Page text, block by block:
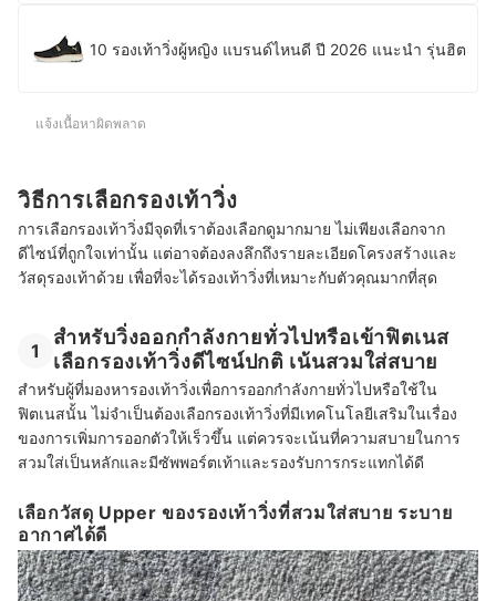
10 รองเท้าวิ่งผู้หญิง แบรนด์ไหนดี ปี 2026 แนะนำ รุ่นฮิต
แจ้งเนื้อหาผิดพลาด
วิธีการเลือกรองเท้าวิ่ง
การเลือกรองเท้าวิ่งมีจุดที่เราต้องเลือกดูมากมาย ไม่เพียงเลือกจาก
ดีไซน์ที่ถูกใจเท่านั้น แต่อาจต้องลงลึกถึงรายละเอียดโครงสร้างและ
วัสดุรองเท้าด้วย เพื่อที่จะได้รองเท้าวิ่งที่เหมาะกับตัวคุณมากที่สุด
1
สำหรับวิ่งออกกำลังกายทั่วไปหรือเข้าฟิตเนส
เลือกรองเท้าวิ่งดีไซน์ปกติ เน้นสวมใส่สบาย
สำหรับผู้ที่มองหารองเท้าวิ่งเพื่อการออกกำลังกายทั่วไปหรือใช้ใน
ฟิตเนสนั้น ไม่จำเป็นต้องเลือกรองเท้าวิ่งที่มีเทคโนโลยีเสริมในเรื่อง
ของการเพิ่มการออกตัวให้เร็วขึ้น แต่ควรจะเน้นที่ความสบายในการ
สวมใส่เป็นหลักและมีซัพพอร์ตเท้าและรองรับการกระแทกได้ดี
เลือกวัสดุ Upper ของรองเท้าวิ่งที่สวมใส่สบาย ระบาย
อากาศได้ดี